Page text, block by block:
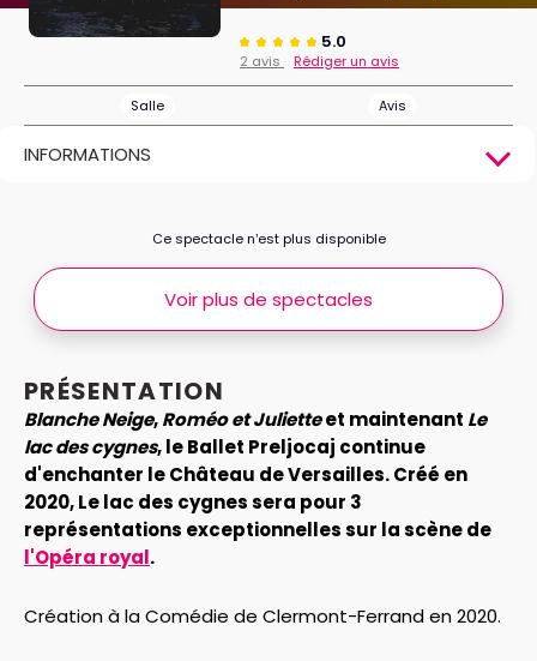
5.0
2 avis Rédiger un avis
Salle Avis
INFORMATIONS
PRÉSENTATION
Blanche Neige,Roméo et Julietteet maintenant Le
lac des cygnes, le Ballet Preljocaj continue
d'enchanter le Château de Versailles. Créé en
2020, Le lac des cygnes sera pour 3
représentations exceptionnelles sur la scène de
l'Opéra royal.
Création à la Comédie de Clermont-Ferrand en 2020.
Ce spectacle n’est plus disponible
Voir plus de spectacles